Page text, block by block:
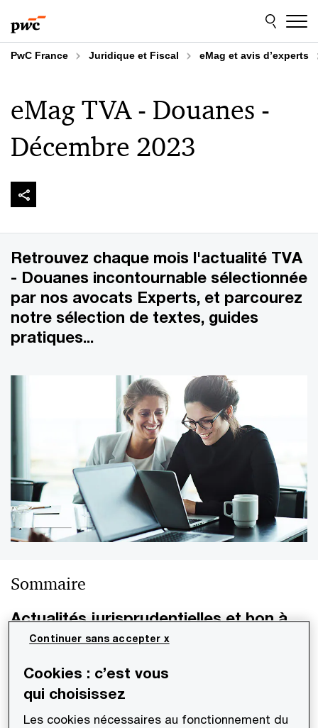
au
contenu
au
pied
dePwC France Juridique et Fiscal eMag et avis d’experts
eMag TVA - Douanes -
Décembre 2023
Retrouvez chaque mois l'actualité TVA
- Douanes incontournable sélectionnée
par nos avocats Experts, et parcourez
notre sélection de textes, guides
pratiques...
Sommaire
Actualités jurisprudentielles et bon à
savoir
Les montres non composées de métaux
précieux et de perles doivent être considérées
comme des bijoux susceptibles d’entrer dans
Cookies : c’est vous
qui choisissez
Les cookies nécessaires au fonctionnement du
Continuer sans accepter x